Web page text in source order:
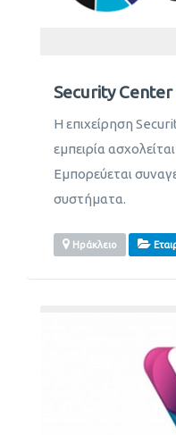
Security Center
Η επιχείρηση
εμπειρία
Εμπορεύεται
συστήματα.
Ηράκλειο